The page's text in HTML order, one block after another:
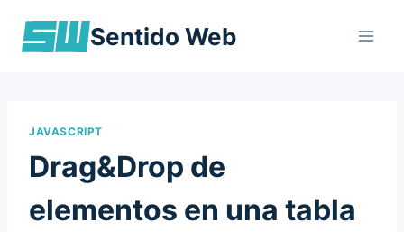
Sentido Web
JAVASCRIPT
Drag&Drop de
elementos en una tabla